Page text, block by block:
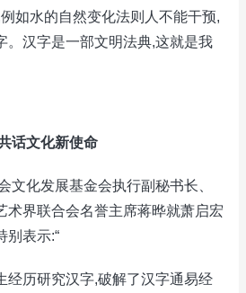
如水的自然变化法则人不能干预,
。汉字是一部文明法典,这就是我
话文化新使命
化发展基金会执行副秘书长、
术界联合会名誉主席蒋晔就萧启宏
别表示:“
历研究汉字,破解了汉字通易经